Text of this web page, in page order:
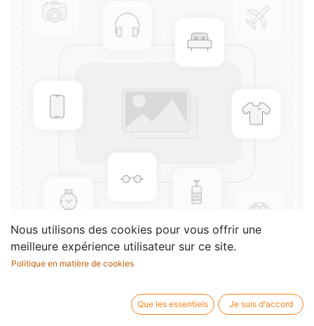
12 Variations on a theme "Ein
Nous utilisons des cookies pour vous offrir une
meilleure expérience utilisateur sur ce site.
Politique en matière de cookies
Que les essentiels Je suis d'accord